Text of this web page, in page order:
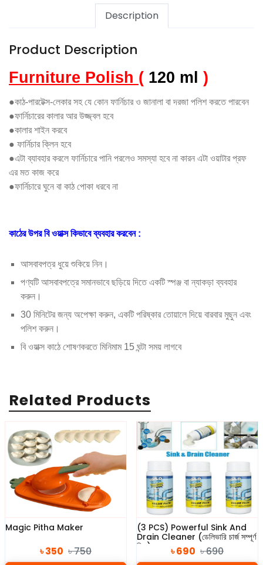
Mouse
Hair
Towel
Pet
Sweat
Description
Product Description
Furniture Polish ( 120 ml )
●কাঠ-পারটেক্স-লেকার সহ যে কোন ফার্নিচার ও জানালা বা দরজা পলিশ করতে পারবেন
●ফার্নিচারের কালার আর উজ্জ্বল হবে
●কালার শাইন করবে
● ফার্নিচার ক্লিন হবে
●এটা ব্যাবহার করলে ফার্নিচারে পানি পরলেও সমস্যা হবে না কারন এটা ওয়াটার প্রফ
এর মত কাজ করে
●ফার্নিচারে ঘুনে বা কাঠ পোকা ধরবে না
কাঠের উপর বি ওয়াক্স কিভাবে ব্যবহার করবেন :
আসবাবপত্র ধুয়ে শুকিয়ে নিন।
পণ্যটি আসবাবপত্রে সমানভাবে ছড়িয়ে দিতে একটি স্পঞ্জ বা ন্যাকড়া ব্যবহার
করুন।
30 মিনিটের জন্য অপেক্ষা করুন, একটি পরিষ্কার তোয়ালে দিয়ে বারবার মুছুন এবং
পলিশ করুন।
বি ওয়াক্স কাঠে শোষণকরতে মিনিমাম 15 ঘন্টা সময় লাগবে
Related Products
Magic Pitha Maker
৳ 350 ৳ 750
(3 PCS) Powerful Sink And
Drain Cleaner (ডেলিভারি চার্জ সম্পূর্ণ
ফ্রি)
৳ 690 ৳ 690